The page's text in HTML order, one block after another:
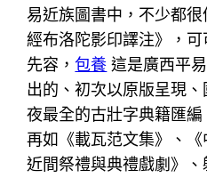
易近族圖書中，不少都
經布洛陀影印譯注》，可
先容，包養 這是廣西平
出的、初次以原版呈現
夜最全的古壯字典籍匯編
再如《載瓦范文集》、
近間祭禮與典禮戲劇》